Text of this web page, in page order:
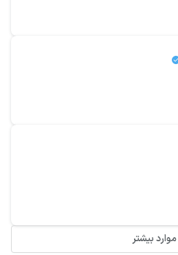
موارد بیشتر